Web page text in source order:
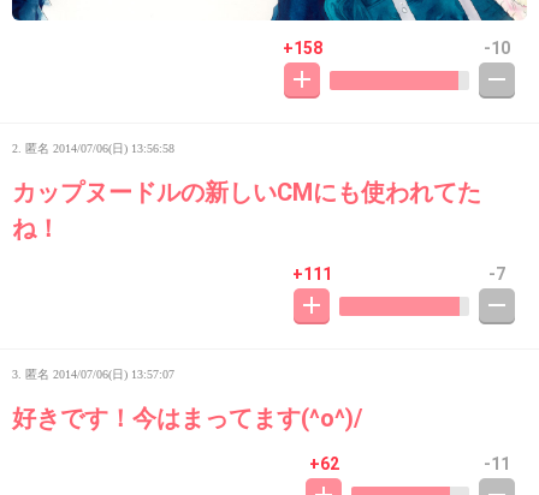
+158 -10
2. 匿名 2014/07/06(日) 13:56:58
カップヌードルの新しいCMにも使われてた
ね！
+111 -7
3. 匿名 2014/07/06(日) 13:57:07
好きです！今はまってます(^o^)/
+62 -11